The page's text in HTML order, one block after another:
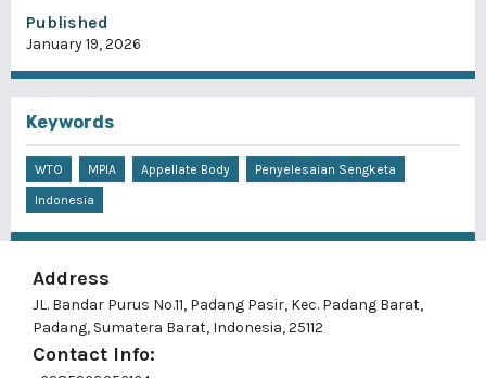
Published
January 19, 2026
Keywords
WTO MPIA Appellate Body
Penyelesaian Sengketa
Indonesia
Address
JL. Bandar Purus No.11, Padang Pasir, Kec. Padang Barat,
Padang, Sumatera Barat, Indonesia, 25112
Contact Info: